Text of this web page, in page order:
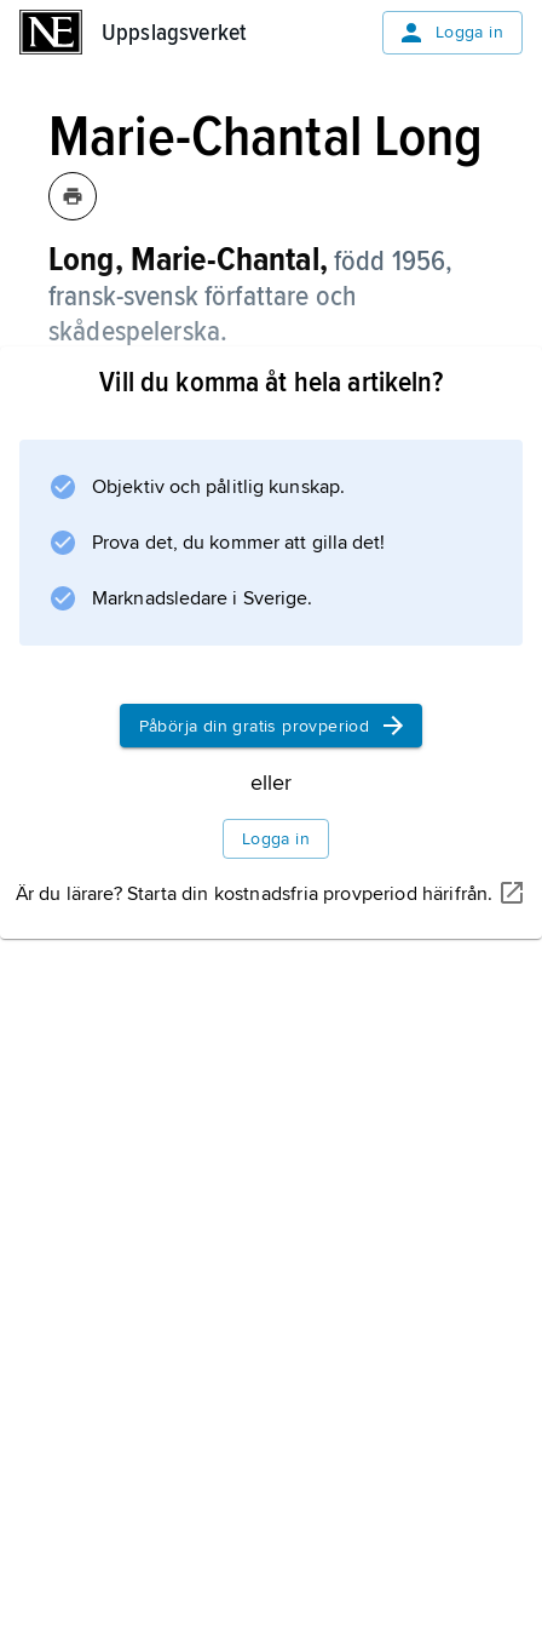
Uppslagsverket Logga in
Marie-Chantal Long
Long, Marie-Chantal, född 1956,
fransk-svensk författare och
skådespelerska.
Marie-Chantal Long skriver för unga läsare
(2003), en humoristisk berättelse om en
Solar plexus
(2004) är en inkännande skildring av sorg,
utanförskap och vänskap, ämnen som
(2005) kriminalitet och maktlöshet, medan
sorg och saknad
Vill du komma åt hela artikeln?
Objektiv och pålitlig kunskap.
Prova det, du kommer att gilla det!
Marknadsledare i Sverige.
Påbörja din gratis provperiod
eller
Logga in
Är du lärare? Starta din kostnadsfria provperiod härifrån.